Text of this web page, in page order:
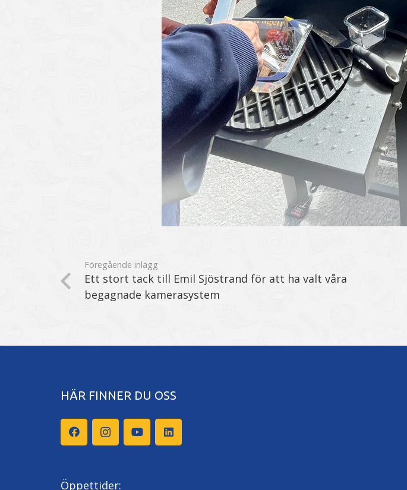
Föregående inlägg
Ett stort tack till Emil Sjöstrand för att ha valt våra
begagnade kamerasystem
HÄR FINNER DU OSS
Öppettider: